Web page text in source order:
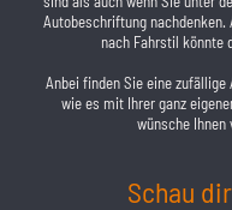
Autobeschriftung
nach Fahrstil könnte
Anbei finden Sie eine
wie es mit Ihrer ganz
wünsche Ihnen
Schau